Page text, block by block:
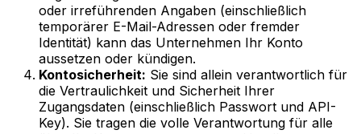
oder irreführenden Angaben (einschließlich
temporärer E-Mail-Adressen oder fremder
Identität) kann das Unternehmen Ihr Konto
aussetzen oder kündigen.
Kontosicherheit: Sie sind allein verantwortlich für
die Vertraulichkeit und Sicherheit Ihrer
Zugangsdaten (einschließlich Passwort und API-
Key). Sie tragen die volle Verantwortung für alle